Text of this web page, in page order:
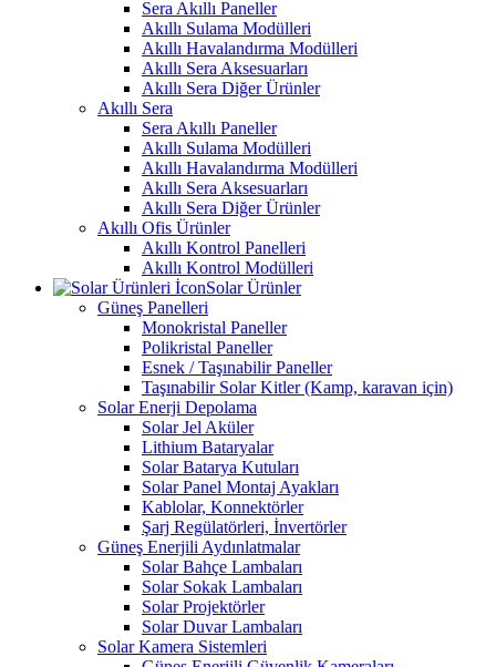
Sera Akıllı Paneller
Akıllı Sulama Modülleri
Akıllı Havalandırma Modülleri
Akıllı Sera Aksesuarları
Akıllı Sera Diğer Ürünler
Akıllı Sera
Sera Akıllı Paneller
Akıllı Sulama Modülleri
Akıllı Havalandırma Modülleri
Akıllı Sera Aksesuarları
Akıllı Sera Diğer Ürünler
Akıllı Ofis Ürünler
Akıllı Kontrol Panelleri
Akıllı Kontrol Modülleri
Solar Ürünler
Güneş Panelleri
Monokristal Paneller
Polikristal Paneller
Esnek / Taşınabilir Paneller
Taşınabilir Solar Kitler (Kamp, karavan için)
Solar Enerji Depolama
Solar Jel Aküler
Lithium Bataryalar
Solar Batarya Kutuları
Solar Panel Montaj Ayakları
Kablolar, Konnektörler
Şarj Regülatörleri, İnvertörler
Güneş Enerjili Aydınlatmalar
Solar Bahçe Lambaları
Solar Sokak Lambaları
Solar Projektörler
Solar Duvar Lambaları
Solar Kamera Sistemleri